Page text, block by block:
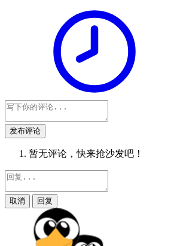
发布评论
暂无评论，快来抢沙发吧！
取消 回复